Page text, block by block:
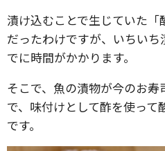
漬け込むことで生じていた
だったわけですが、いちいち
でに時間がかかります。
そこで、魚の漬物が今のお
で、味付けとして酢を使っ
です。